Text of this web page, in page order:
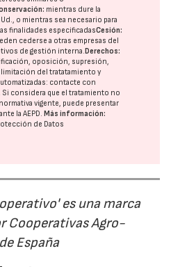
mientras dure la
o mientras sea necesario para
las finalidades especificadasCesión:
cederse a otras empresas del
de gestión interna. Derechos:
oposición, supresión,
del tratatamiento y
contacte con
. Si considera que el tratamiento no
vigente, puede presentar
laAEPD. Más información:
de Datos
es una marca
Cooperativas Agro-
España